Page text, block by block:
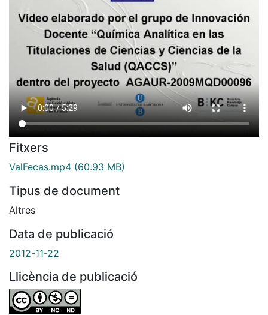
Fitxers
ValFecas.mp4 (60.93 MB)
Tipus de document
Altres
Data de publicació
2012-11-22
Llicència de publicació